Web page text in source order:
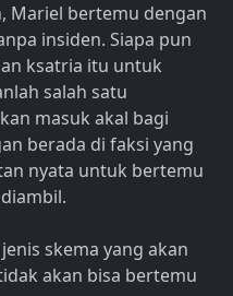
Mariel bertemu dengan
insiden. Siapa pun
ksatria itu untuk
salah satu
masuk akal bagi
berada di faksi yang
nyata untuk bertemu
skema yang akan
akan bisa bertemu